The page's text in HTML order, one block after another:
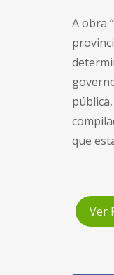
A obra
que
Ver